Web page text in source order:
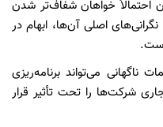
احتمالاً خواهان شفاف‌تر شدن
اصلی آن‌ها، ابهام در
ناگهانی می‌تواند برنامه‌ریزی
شرکت‌ها را تحت تأثیر قرار